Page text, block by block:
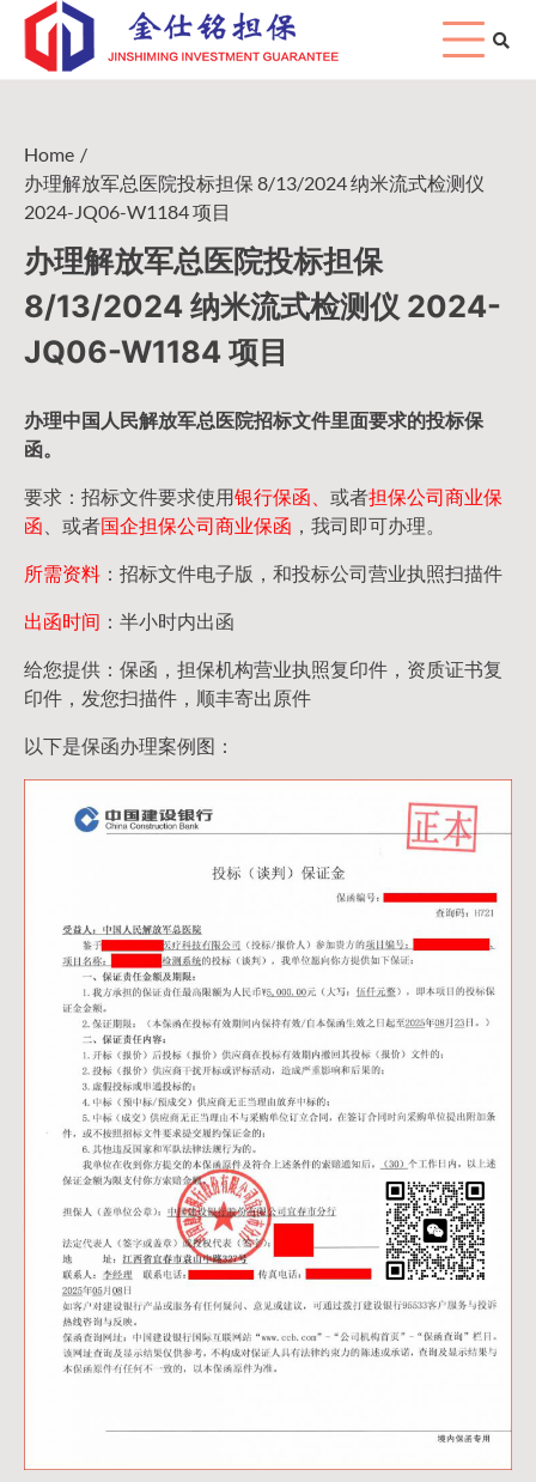
Skip
content
Home
办理解放军总医院投标担保 8/13/2024 纳米流式检测仪
2024-JQ06-W1184 项目
办理解放军总医院投标担保
8/13/2024 纳米流式检测仪 2024-
JQ06-W1184 项目
办理中国人民解放军总医院招标文件里面要求的投标保
函。
要求：招标文件要求使用银行保函、 或者担保公司商业保
函 、或者国企担保公司商业保函 ，我司即可办理。
所需资料 ：招标文件电子版，和投标公司营业执照扫描件
出函时间 ：半小时内出函
给您提供：保函，担保机构营业执照复印件，资质证书复
印件，发您扫描件，顺丰寄出原件
以下是保函办理案例图：